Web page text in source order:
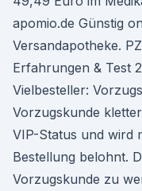
apomio.de Günstig
Versandapotheke.
Erfahrungen & Test
Vielbesteller:
Vorzugskunde
VIP-Status und wird
Bestellung belohnt.
Vorzugskunde zu